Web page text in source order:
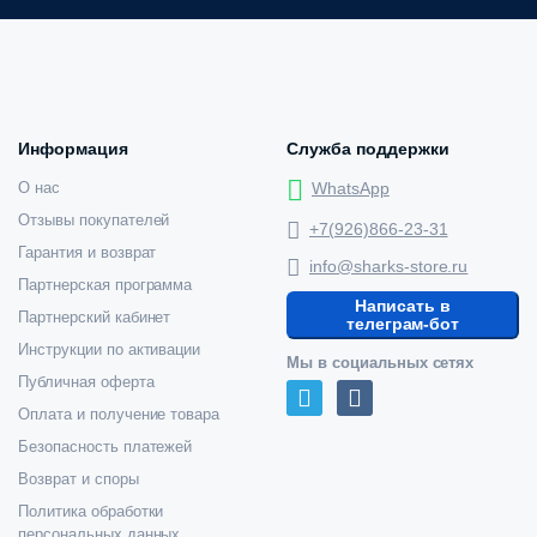
Информация
О нас
Отзывы покупателей
Гарантия и возврат
Партнерская программа
Партнерский кабинет
Инструкции по активации
Публичная оферта
Оплата и получение товара
Безопасность платежей
Возврат и споры
Политика обработки
Служба поддержки
WhatsApp
+7(926)866-23-31
info@sharks-store.ru
Написать в
телеграм-бот
Мы в социальных сетях